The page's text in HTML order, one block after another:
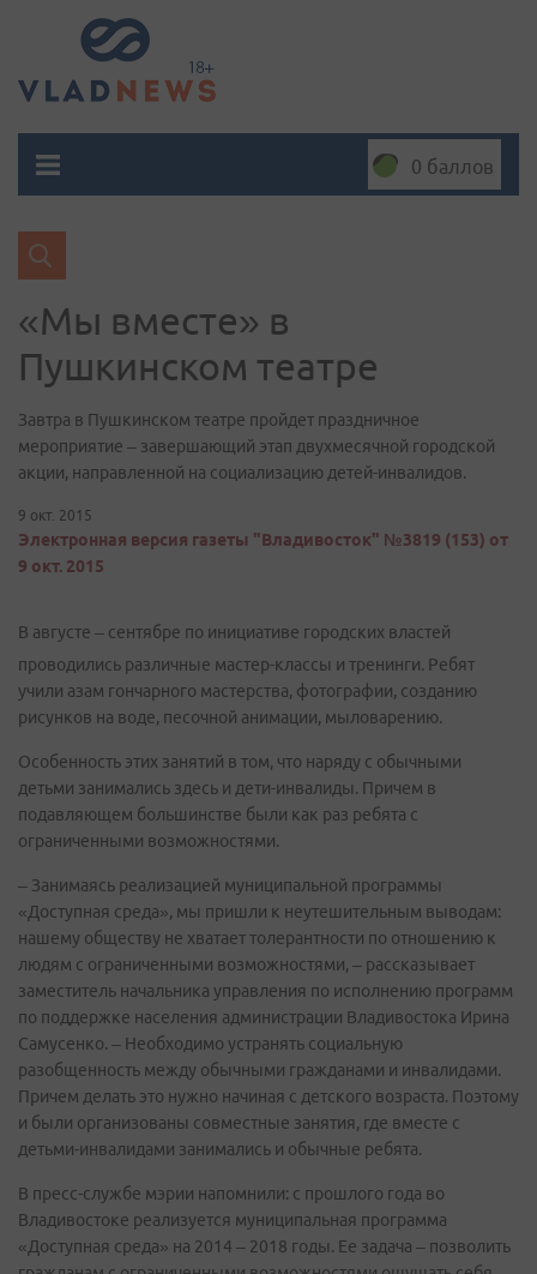
0 баллов
«Мы вместе» в
Пушкинском театре
Завтра в Пушкинском театре пройдет праздничное
мероприятие – завершающий этап двухмесячной городской
акции, направленной на социализацию детей-инвалидов.
9 окт. 2015
Электронная версия газеты "Владивосток" №3819 (153) от
9 окт. 2015
В августе – сентябре по инициативе городских властей
проводились различные мастер-классы и тренинги. Ребят
учили азам гончарного мастерства, фотографии, созданию
рисунков на воде, песочной анимации, мыловарению.
Особенность этих занятий в том, что наряду с обычными
детьми занимались здесь и дети-инвалиды. Причем в
подавляющем большинстве были как раз ребята с
ограниченными возможностями.
– Занимаясь реализацией муниципальной программы
«Доступная среда», мы пришли к неутешительным выводам:
нашему обществу не хватает толерантности по отношению к
людям с ограниченными возможностями, – рассказывает
заместитель начальника управления по исполнению программ
по поддержке населения администрации Владивостока Ирина
Самусенко. – Необходимо устранять социальную
разобщенность между обычными гражданами и инвалидами.
Причем делать это нужно начиная с детского возраста. Поэтому
и были организованы совместные занятия, где вместе с
детьми-инвалидами занимались и обычные ребята.
В пресс-службе мэрии напомнили: с прошлого года во
Владивостоке реализуется муниципальная программа
«Доступная среда» на 2014 – 2018 годы. Ее задача – позволить